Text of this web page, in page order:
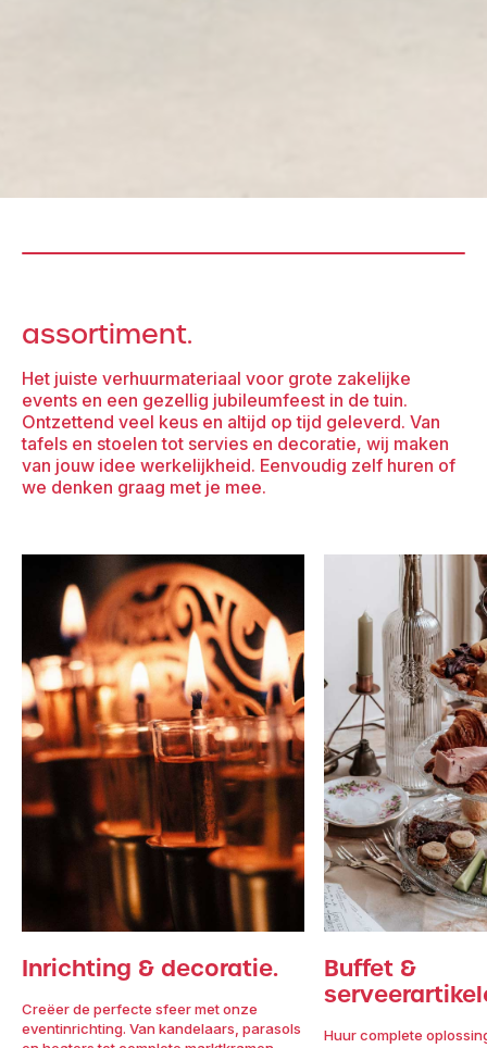
assortiment.
Het juiste verhuurmateriaal voor grote zakelijke
events en een gezellig jubileumfeest in de tuin.
Ontzettend veel keus en altijd op tijd geleverd. Van
tafels en stoelen tot servies en decoratie, wij maken
van jouw idee werkelijkheid. Eenvoudig zelf huren of
we denken graag met je mee.
Inrichting & decoratie.
Creëer de perfecte sfeer met onze
eventinrichting. Van kandelaars, parasols
Buffet &
Huur complete